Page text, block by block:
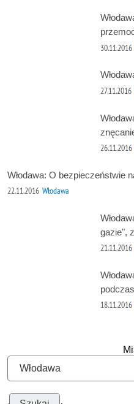
30.11.2016
27.11.2016
26.11.2016
Włodawa: O bezpieczeństwie
22.11.2016 Włodawa
gazie",
21.11.2016
18.11.2016